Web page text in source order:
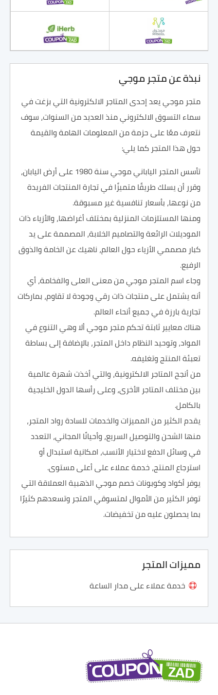
نبذة عن متجر موجي
متجر موجي يعد إحدى المتاجر الالكترونية التي بزغت في
سماء التسوق الالكتروني منذ العديد من السنوات، سوف
نتعرف معًا على حزمة من المعلومات الهامة والقيمة
حول هذا المتجر كما يلي:
تأسس المتجر الياباني موجي سنة 1980 على أرض اليابان،
وقرر أن يسلك طريقًا متميزًا في تجارة المنتجات الفريدة
من نوعها، بأسعار تنافسية غير مسبوقة.
ومنها المستلزمات المنزلية بمختلف أغراضها، والأزياء ذات
الموديلات الرائعة والتصاميم الخلابة، المصممة على يد
كبار مصممي الأزياء حول العالم، ناهيك عن الخامة والذوق
الرفيع.
وجاء اسم المتجر موجي من معنى العلى والفخامة، أي
أنه يشتمل على منتجات ذات رقي وجودة لا تقاوم، بماركات
تجارية بارزة في جميع أنحاء العالم.
هناك معايير ثابتة تحكم متجر موجي ألا وهي التنوع في
المواد، وتوحيد النظام داخل المتجر، بالإضافة إلى بساطة
تعبئة المنتج وتغليفه.
من أنجح المتاجر الالكترونية، والتي أخذت شهرة عالمية
بين مختلف المتاجر الأخرى، وعلى رأسها الدول الخليجية
بالكامل.
يقدم الكثير من المميزات والخدمات للسادة رواد المتجر،
منها الشحن والتوصيل السريع، وأحيانًا المجاني، التعدد
في وسائل الدفع لاختيار الأنسب، امكانية استبدال أو
استرجاع المنتج، خدمة عملاء على أعلى مستوى.
يوفر أكواد وكوبونات خصم موجي الذهبية العملاقة التي
توفر الكثير من الأموال لمتسوقي المتجر وتسعدهم كثيرًا
بما يحصلون عليه من تخفيضات.
مميزات المتجر
خدمة عملاء على مدار الساعة